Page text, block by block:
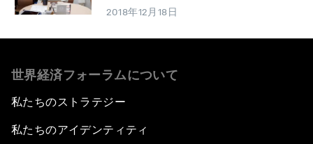
2018年12月18日
世界経済フォーラムについて
私たちのストラテジー
私たちのアイデンティティ